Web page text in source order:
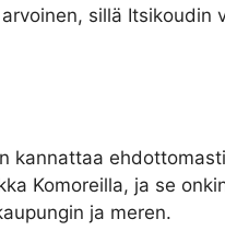
sillä
kannattaa
Komoreilla, ja se
ja meren.